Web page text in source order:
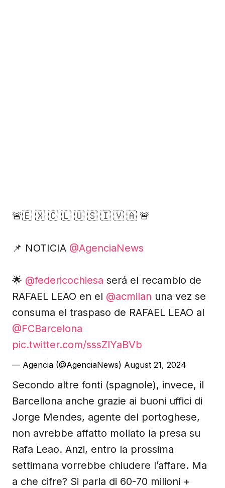
🚨🇪 🇽 🇨 🇱 🇺 🇸 🇮 🇻 🇦 🚨
📌 NOTICIA @AgenciaNews
🌟 @federicochiesa será el recambio de
RAFAEL LEAO en el @acmilan una vez se
consuma el traspaso de RAFAEL LEAO al
@FCBarcelona
pic.twitter.com/sssZlYaBVb
— Agencia (@AgenciaNews) August 21, 2024
Secondo altre fonti (spagnole), invece, il
Barcellona anche grazie ai buoni uffici di
Jorge Mendes, agente del portoghese,
non avrebbe affatto mollato la presa su
Rafa Leao. Anzi, entro la prossima
settimana vorrebbe chiudere l’affare. Ma
a che cifre? Si parla di 60-70 milioni +